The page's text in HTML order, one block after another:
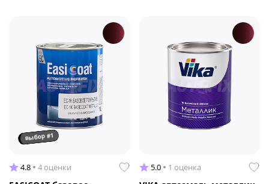
выбор #1
4.8 4 оценки 5.0 1 оценка